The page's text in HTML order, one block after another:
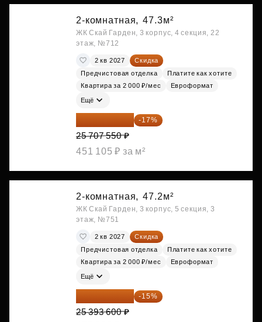
2-комнатная, 47.3м²
ЖК Скай Гарден, 3 корпус, 4 секция, 22
этаж, №712
2 кв 2027
Скидка
Предчистовая отделка
Платите как хотите
Квартира за 2 000 ₽/мес
Евроформат
Ещё
21 337 267 ₽ -17%
25 707 550 ₽
451 105 ₽ за м²
2-комнатная, 47.2м²
ЖК Скай Гарден, 3 корпус, 5 секция, 3
этаж, №751
2 кв 2027
Скидка
Предчистовая отделка
Платите как хотите
Квартира за 2 000 ₽/мес
Евроформат
Ещё
21 584 560 ₽ -15%
25 393 600 ₽